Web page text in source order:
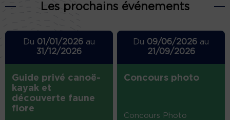
Les prochains événements
Du 01/01/2026au
31/12/2026
Guide privé canoë-
kayak et
découverte faune
flore
Du 09/06/2026 au
21/09/2026
Concours photo
Concours Photo